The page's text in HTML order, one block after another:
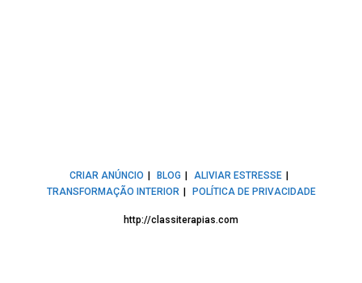
CRIAR ANÚNCIO BLOG
ALIVIAR ESTRESSE
TRANSFORMAÇÃO INTERIOR
POLÍTICA DE PRIVACIDADE
http://classiterapias.com